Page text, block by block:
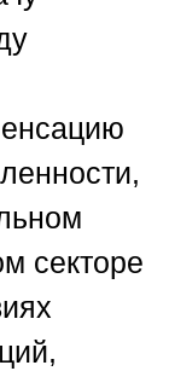
секторе